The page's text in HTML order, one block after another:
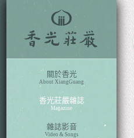
關於香光
About XiangGuang
香光莊嚴雜誌
Magazine
雜誌影音
Video & Songs